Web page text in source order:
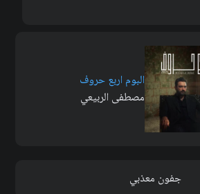
البوم اربع حروف
مصطفى الربيعي
جفون معذبي